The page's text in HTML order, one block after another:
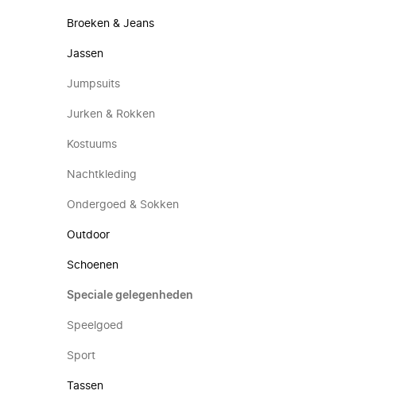
Broeken & Jeans
Jassen
Jumpsuits
Jurken & Rokken
Kostuums
Nachtkleding
Ondergoed & Sokken
Outdoor
Schoenen
Speciale gelegenheden
Speelgoed
Sport
Tassen